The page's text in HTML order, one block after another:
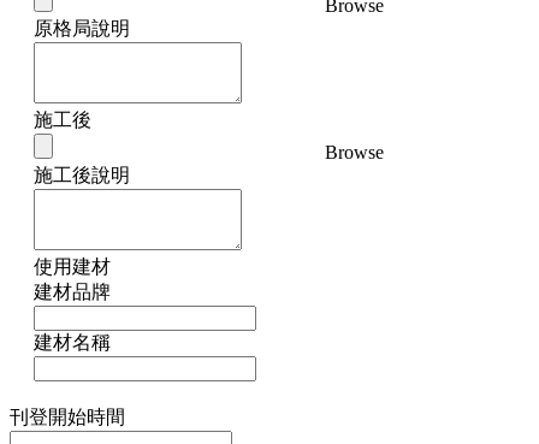
Browse
原格局說明
施工後
Browse
施工後說明
使用建材
建材品牌
建材名稱
刊登開始時間